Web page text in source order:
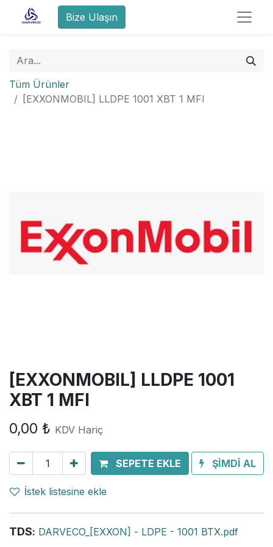
Bize Ulaşın
Tüm Ürünler
[EXXONMOBIL] LLDPE 1001 XBT 1 MFI
[EXXONMOBIL] LLDPE 1001
XBT 1 MFI
0,00 ₺ KDV Hariç
SEPETE EKLE ŞİMDİ AL
İstek listesine ekle
TDS: DARVECO_[EXXON] - LDPE - 1001 BTX.pdf